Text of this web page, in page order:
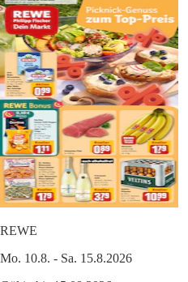
REWE
Mo. 10.8. - Sa. 15.8.2026